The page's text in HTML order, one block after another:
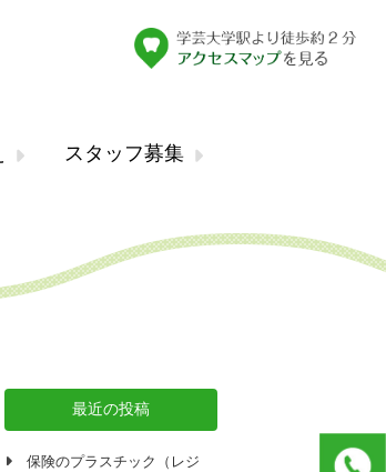
スタッフ募集
最近の投稿
保険のプラスチック（レジ